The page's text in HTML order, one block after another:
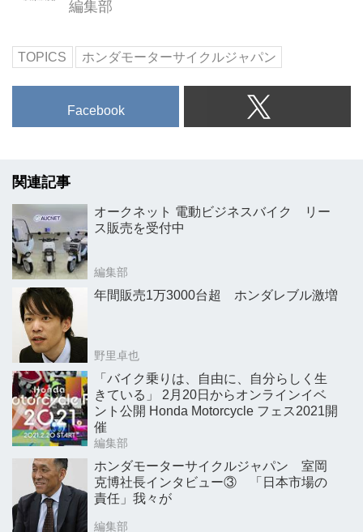
編集部
TOPICS ホンダモーターサイクルジャパン
Facebook
関連記事
オークネット 電動ビジネスバイク リー
ス販売を受付中
編集部
年間販売1万3000台超 ホンダレブル激増
野里卓也
「バイク乗りは、自由に、自分らしく生
きている」 2月20日からオンラインイベ
ント公開 Honda Motorcycle フェス2021開
催
編集部
ホンダモーターサイクルジャパン 室岡
克博社長インタビュー③ 「日本市場の
責任」我々が
編集部